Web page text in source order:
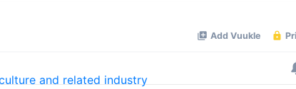
and related industry